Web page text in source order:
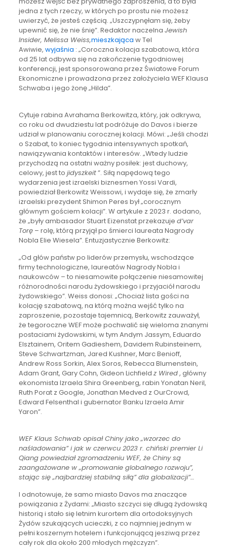
jedna z tych rzeczy, w których po prostu nie możesz
uwierzyć, że jesteś częścią. „Uszczypnęłam się, żeby
upewnić się, że nie śnię”. Redaktor naczelna Jewish
Insider, Melissa Weiss,mieszkająca w Tel
Awiwie, wyjaśnia : „Coroczna kolacja szabatowa, która
od 25 lat odbywa się na zakończenie tygodniowej
konferencji, jest sponsorowana przez Światowe Forum
Ekonomiczne i prowadzona przez założyciela WEF Klausa
Schwaba i jego żonę „Hilda”.
Cytuje rabina Avrahama Berkowitza, który, jak odkrywa,
co roku od dwudziestu lat podróżuje do Davos i bierze
udział w planowaniu corocznej kolacji. Mówi: „Jeśli chodzi
o Szabat, to koniec tygodnia intensywnych spotkań,
nawiązywania kontaktów i interesów. „Wtedy ludzie
przychodzą na ostatni ważny posiłek: jest duchowy,
celowy, jest to jidyszkeit”. Siłą napędową tego
wydarzenia jest izraelski biznesmen Yossi Vardi,
powiedział Berkowitz Weissowi, i wydaje się, że zmarły
izraelski prezydent Shimon Peres był „corocznym
głównym gościem kolacji”. W artykule z 2023 r. dodano,
że „były ambasador Stuart Eizenstat przekazuje d’var
Torę– rolę, którą przyjął po śmierci laureata Nagrody
Nobla Elie Wiesela”. Entuzjastycznie Berkowitz:
„Od głów państw po liderów przemysłu, wschodzące
firmy technologiczne, laureatów Nagrody Nobla i
naukowców – to niesamowite połączenie niesamowitej
różnorodności narodu żydowskiego i przyjaciół narodu
żydowskiego”. Weiss donosi: „Chociaż lista gości na
kolację szabatową, na którą można wejść tylko na
zaproszenie, pozostaje tajemnicą, Berkowitz zauważył,
że tegoroczne WEF może pochwalić się wieloma znanymi
postaciami żydowskimi, w tym Andym Jassym, Eduardo
Elsztainem, Oritem Gadieshem, Davidem Rubinsteinem,
Steve Schwartzman, Jared Kushner, Marc Benioff,
Andrew Ross Sorkin, Alex Soros, Rebecca Blumenstein,
Adam Grant, Gary Cohn, Gideon Lichfield z Wired, główny
ekonomista Izraela Shira Greenberg, rabin Yonatan Neril,
Ruth Porat z Google, Jonathan Medved z OurCrowd,
Edward Felsenthal i gubernator Banku Izraela Amir
Yaron”.
WEF Klaus Schwab opisał Chiny jako „wzorzec do
naśladowania” i jak w czerwcu 2023 r. chiński premier Li
Qiang powiedział zgromadzeniu WEF, że Chiny są
zaangażowane w „promowanie globalnego rozwoju”,
stając się „najbardziej stabilną siłą” dla globalizacji”…
I odnotowuje, że samo miasto Davos ma znaczące
powiązania z Żydami: „Miasto szczyci się długą żydowską
historią i stało się letnim kurortem dla ortodoksyjnych
Żydów szukających ucieczki, z co najmniej jednym w
pełni koszernym hotelem i funkcjonującą jesziwą przez
cały rok dla około 200 młodych mężczyzn”.